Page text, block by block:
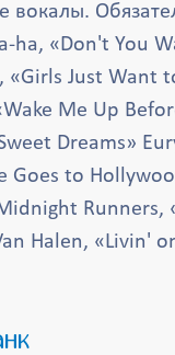
вокалы.
ha, «Don't You
«Girls Just Want
Me Up
Dreams»
Goes to
Runners,
Halen, «Livin'